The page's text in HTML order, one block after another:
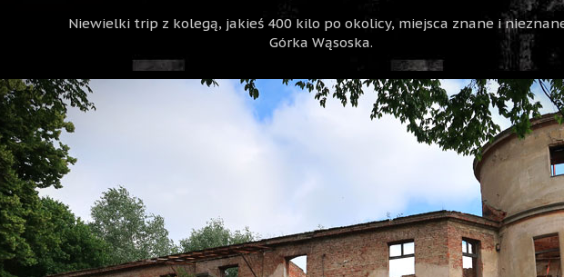
Niewielki trip z kolegą, jakieś 400 kilo po okolicy, miejsca znane i
Górka Wąsoska.